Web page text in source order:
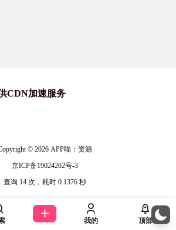
CDN加速服务
© 2026APP喵：资源
京ICP备19024262号-3
查询 14 次，耗时 0.1376 秒
我的 顶部